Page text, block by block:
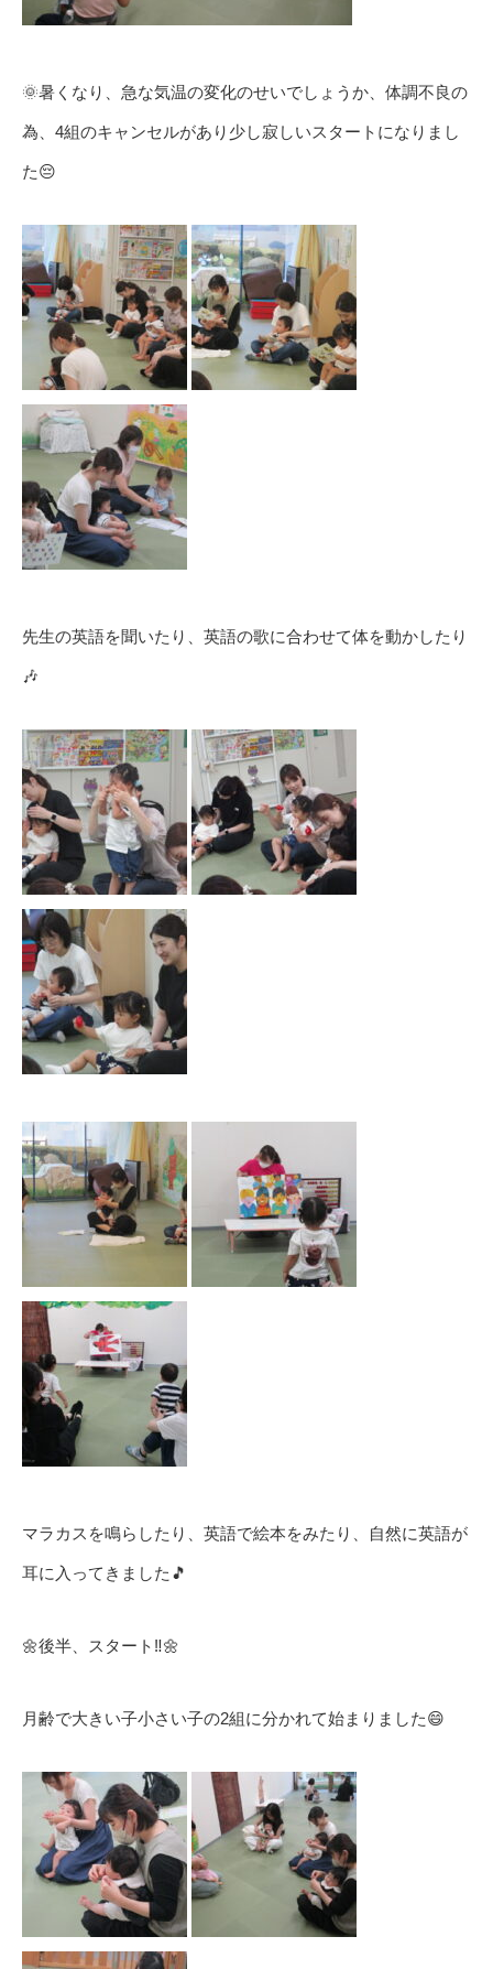
🌞暑くなり、急な気温の変化のせいでしょうか、体調不良の
為、4組のキャンセルがあり少し寂しいスタートになりまし
た😔
先生の英語を聞いたり、英語の歌に合わせて体を動かしたり
🎶
マラカスを鳴らしたり、英語で絵本をみたり、自然に英語が
耳に入ってきました🎵
🌼後半、スタート‼️🌼
月齢で大きい子小さい子の2組に分かれて始まりました😄